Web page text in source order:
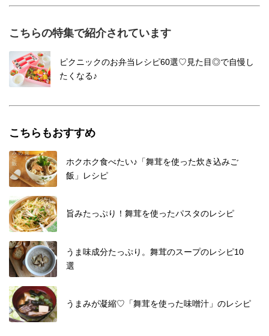
こちらの特集で紹介されています
ピクニックのお弁当レシピ60選♡見た目◎で自慢し
たくなる♪
こちらもおすすめ
ホクホク食べたい♪「舞茸を使った炊き込みご
飯」レシピ
旨みたっぷり！舞茸を使ったパスタのレシピ
うま味成分たっぷり。舞茸のスープのレシピ10
選
うまみが凝縮♡「舞茸を使った味噌汁」のレシピ